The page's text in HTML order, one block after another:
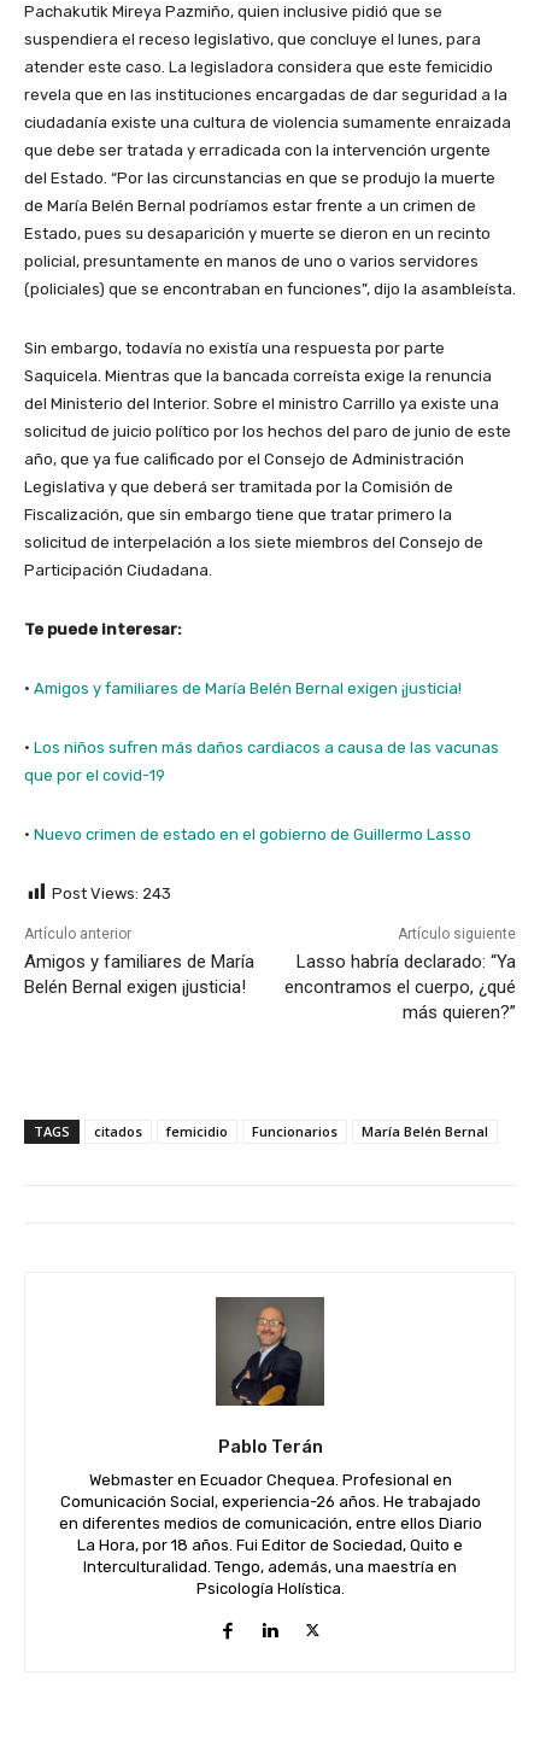
Pachakutik Mireya Pazmiño, quien inclusive pidió que se
suspendiera el receso legislativo, que concluye el lunes, para
atender este caso. La legisladora considera que este femicidio
revela que en las instituciones encargadas de dar seguridad a la
ciudadanía existe una cultura de violencia sumamente enraizada
que debe ser tratada y erradicada con la intervención urgente
del Estado. “Por las circunstancias en que se produjo la muerte
de María Belén Bernal podríamos estar frente a un crimen de
Estado, pues su desaparición y muerte se dieron en un recinto
policial, presuntamente en manos de uno o varios servidores
(policiales) que se encontraban en funciones”, dijo la asambleísta.
Sin embargo, todavía no existía una respuesta por parte
Saquicela. Mientras que la bancada correísta exige la renuncia
del Ministerio del Interior. Sobre el ministro Carrillo ya existe una
solicitud de juicio político por los hechos del paro de junio de este
año, que ya fue calificado por el Consejo de Administración
Legislativa y que deberá ser tramitada por la Comisión de
Fiscalización, que sin embargo tiene que tratar primero la
solicitud de interpelación a los siete miembros del Consejo de
Participación Ciudadana.
Te puede interesar:
· Amigos y familiares de María Belén Bernal exigen ¡justicia!
· Los niños sufren más daños cardiacos a causa de las vacunas
que por el covid-19
· Nuevo crimen de estado en el gobierno de Guillermo Lasso
Post Views: 243
Artículo anterior
Amigos y familiares de María
Belén Bernal exigen ¡justicia!
Artículo siguiente
Lasso habría declarado: “Ya
encontramos el cuerpo, ¿qué
más quieren?”
TAGS citados femicidio Funcionarios María Belén Bernal
Pablo Terán
Webmaster en Ecuador Chequea. Profesional en
Comunicación Social, experiencia-26 años. He trabajado
en diferentes medios de comunicación, entre ellos Diario
La Hora, por 18 años. Fui Editor de Sociedad, Quito e
Interculturalidad. Tengo, además, una maestría en
Psicología Holística.